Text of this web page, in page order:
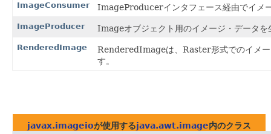
ImageConsumer ImageProducerインタフェース経由でイメ
ImageProducer Imageオブジェクト用のイメージ・データ
RenderedImage
RenderedImageは、Raster形式でのイメー
す。
javax.imageioが使用するjava.awt.image内のクラス